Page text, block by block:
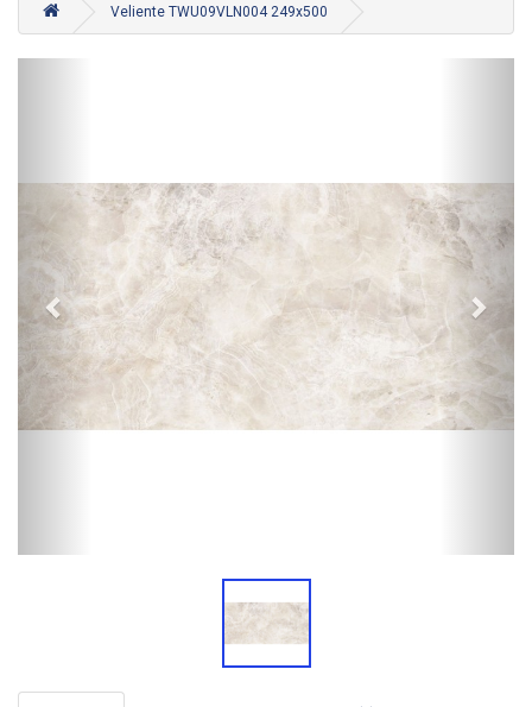
Veliente TWU09VLN004 249x500